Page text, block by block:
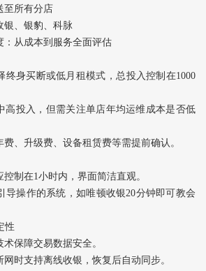
至所有分店
银、银豹、科脉
：从成本到服务全面评估
终身买断或低月租模式‌，总投入控制在1000
高投入，但需关注单店年均运维成本是否低
、升级费、设备租赁费等需提前确认。
制在1小时内，界面简洁直观。
导操作的系统，如唯顿收银20分钟即可教会
性‌
保障交易数据安全。
时支持离线收银，恢复后自动同步。